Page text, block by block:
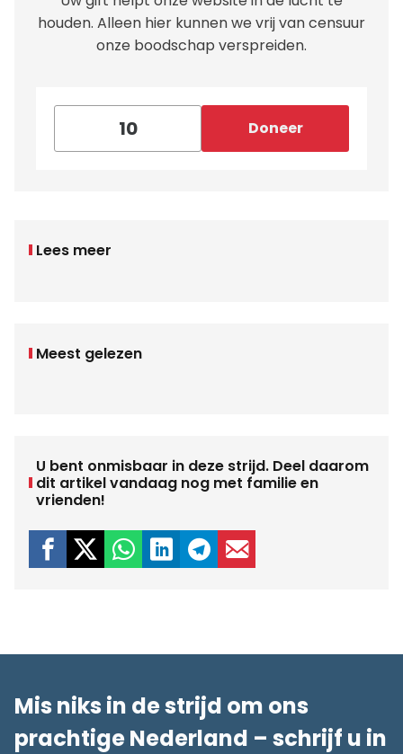
houden. Alleen hier kunnen we vrij van censuur
onze boodschap verspreiden.
Doneer
Lees meer
Meest gelezen
U bent onmisbaar in deze strijd. Deel daarom
dit artikel vandaag nog met familie en
vrienden!
Mis niks in de strijd om ons
prachtige Nederland – schrijf u in